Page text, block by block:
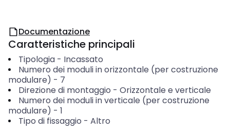
Documentazione
Caratteristiche principali
Tipologia- Incassato
Numero dei moduli in orizzontale (per costruzione
modulare) - 7
Direzione di montaggio - Orizzontale e verticale
Numero dei moduli in verticale (per costruzione
modulare) - 1
Tipo di fissaggio - Altro